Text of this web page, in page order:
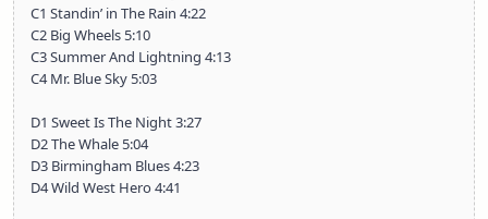
C1 Standin’ in The Rain 4:22
C2 Big Wheels 5:10
C3 Summer And Lightning 4:13
C4 Mr. Blue Sky 5:03
D1 Sweet Is The Night 3:27
D2 The Whale 5:04
D3 Birmingham Blues 4:23
D4 Wild West Hero 4:41